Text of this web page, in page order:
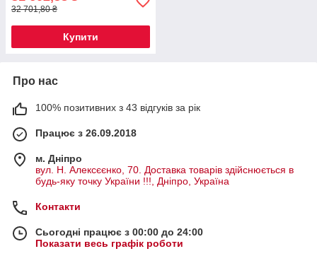
32 701,80 ₴
Купити
Про нас
100% позитивних з 43 відгуків за рік
Працює з 26.09.2018
м. Дніпро
вул. Н. Алексєєнко, 70. Доставка товарів здійснюється в
будь-яку точку України !!!, Дніпро, Україна
Контакти
Сьогодні працює з 00:00 до 24:00
Показати весь графік роботи